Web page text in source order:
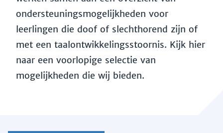
ondersteuningsmogelijkheden voor
leerlingen die doof of slechthorend zijn of
met een taalontwikkelingsstoornis. Kijk hier
naar een voorlopige selectie van
mogelijkheden die wij bieden.